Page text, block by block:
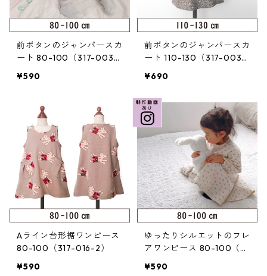
前ボタンのジャンパースカ
ート 80-100（317-003-
¥590
前ボタンのジャンパースカ
ート 110-130（317-003-
¥690
Aライン台形裾ワンピース
80-100（317-016-2）
¥590
ゆったりシルエットのフレ
アワンピース 80-100（3
¥590